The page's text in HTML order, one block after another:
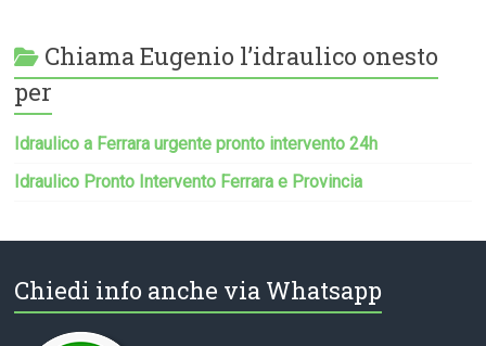
Chiama Eugenio l’idraulico onesto
per
Idraulico a Ferrara urgente pronto intervento 24h
Idraulico Pronto Intervento Ferrara e Provincia
Chiedi info anche via Whatsapp